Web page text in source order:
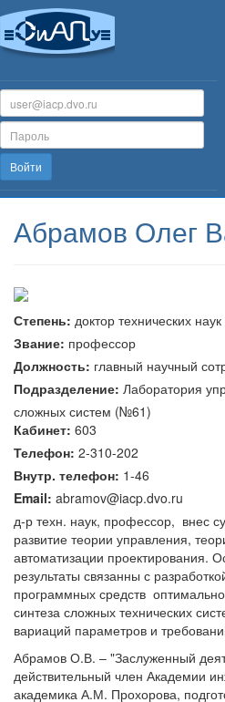
Войти
Абрамов Олег
Степень: доктор технических наук
Звание: профессор
Должность: главный научный
Подразделение: Лаборатория
сложных систем (№61)
Кабинет: 603
Телефон: 2-310-202
Внутр. телефон: 1-46
Email: abramov@iacp.dvo.ru
д-р техн. наук, профессор, внес
развитие теории управления,
автоматизации проектирования.
результаты связанны с
программных средств
синтеза сложных технических
вариаций параметров и
Абрамов О.В. – "Заслуженный
действительный член Академии
академика А.М. Прохорова,